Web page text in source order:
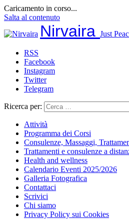
Caricamento in corso...
Salta al contenuto
Nirvaira Just
RSS
Facebook
Instagram
Twitter
Telegram
Ricerca per:
Attività
Programma dei Corsi
Consulenze, Massaggi,
Trattamenti e consulenze a
Health and wellness
Calendario Eventi 2025/2026
Galleria Fotografica
Contattaci
Scrivici
Chi siamo
Privacy Policy sui Cookies